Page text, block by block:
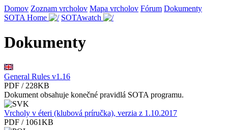
Domov Zoznam vrcholov Mapa vrcholov Fórum Dokumenty
SOTA Home
SOTAwatch
Dokumenty
General Rules v1.16
PDF / 228KB
Dokument obsahuje konečné pravidlá SOTA programu.
Vrcholy v éteri (klubová príručka), verzia z 1.10.2017
PDF / 1061KB